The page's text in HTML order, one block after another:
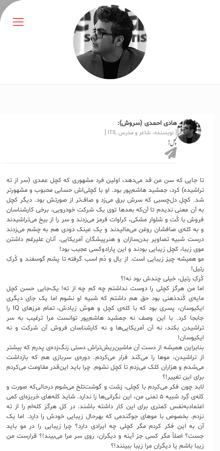
هادی احمدی (سروش):
[ نویسنده، شاعر و مدرس ITIL ]
کچل!
تا جایی که سن من قد می‌دهد، اولین فرد مشهوری که کچل عمدی (سر از ته
تراشیده) کرد، جمشید هاشم‌پور بود. او با کچلی‌اش حسابی محبوب و مشهورتر
شد. کچلِ دل‌چسبی که سرش برق می‌زد و صاف‌تر از صورتش بود. دیگر کچل
به آن معنی ندیدم تا آن‌که بعدها توی یک شرکت خودرویی، برخی کارشناسان
فروش با کُت و شلوار مشکی، کراوات قرمز می‌زدند و سر را از بیخ می‌تراشیدند
و به کله‌ی صافشان روغن می‌مالیدند و یک عینک دودی هم به چشم می‌زدند
درست شبیه تصاویر بدن‌سازان و هنرپیشگان آمریکایی. آنان علیرغم داشتن
موی زیبا، کچل زیبایی بودند و این پارادوکسی عجیب بود!
مو همیشه چیز زیبایی است. از یال و دُم اسب گرفته تا پشم گوسفند و کُرکِ
رتیل!
کُرکِ رتیل، خیلی چندش بود نه!؟
اما من هرگز کچلی را دوست نداشتم چه کم چه از ته! یک‌جایی حسن کچل
مایه‌ی کُندذهنی بود حق هم داشتم که شبیه او نشوم اما یک جای دیگری
ایکیوسان، پسری بود که با کله‌ی کچل و هوش زیادش، تمام مرزهای IQ را
جابجا کرد. با این وصف نه جمشید هاشم‌پور توانست مرا ترغیب به سر
تراشیدن بکند، نه آن آمریکایی‌ها و نه کارشناسان فروش آن شرکت و نه
ایکیوسان!
بنابراین همیشه از دست آن ماشین‌ریش‌تراش دستی زنگ‌زده‌ی پدرم که بیشتر
از تراشیدن، موها را می‌کَند فرار می‌کردم. دوره‌ی سربازی هم که بازداشت
می‌شدم و هزاران کلک می‌زدم تا کچل نشوم. چرا باید این‌قدر مقاومت می‌کردم
برای این تغییر!؟
لابد چون فکر می‌کردم با کچلی، زشت و گوشت‌تلخ می‌شوم درحالی‌که صورت و
کله‌ی‌ گِرد شبیه ۵ تمنی من، این نگرانی‌ها را ندارد. شاید کله‌های خربزه‌ای کمی
اعتمادبه‌نفس کمتری برای این کار داشته باشند. در کل هرگز کله‌ام را از ته
نزدم. بخصوص با موهای جوگندمی که بهرحال زیبایی خودش را دارد. اما یک
آن به این فکر کردم مگر کچلی چه ایرادی دارد؟ چرا زیبایی را در مو باید
جست؟ اصلاً مگر کسی جز آینه و دیگران، روی سر مرا می‌بیند!؟ قرارست من
زیبا باشم یا دیگران مرا زیبا ببینند!؟